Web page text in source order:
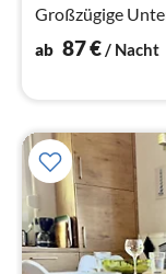
Großzügige
ab 87€ / Nacht